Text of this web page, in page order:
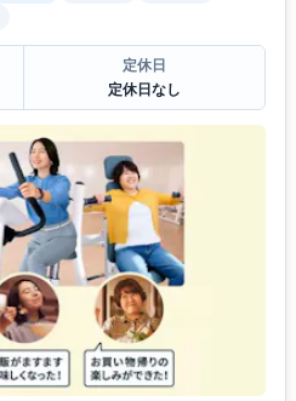
定休日
定休日なし